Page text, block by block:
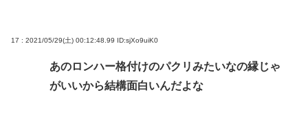
17 : 2021/05/29(土) 00:12:48.99 ID:sjXo9uiK0
あのロンハー格付けのパクリみたいなの縁じゃ
がいいから結構面白いんだよな